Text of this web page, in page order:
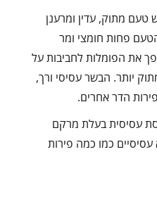
מתוק, עדין ומרענן
פחות חומצי ומר
את הפומלות לחביבות על
יותר. הבשר עסיסי ורך,
הדר אחרים.
עסיסית בעלת מרקם
כמו כמה פירות